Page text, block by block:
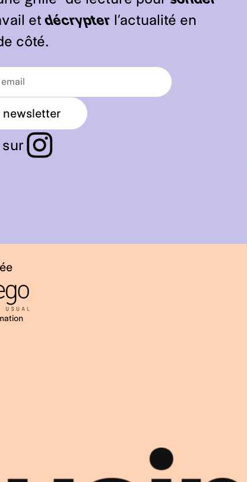
et décrypter l’actualité en
côté.
newsletter
r
h